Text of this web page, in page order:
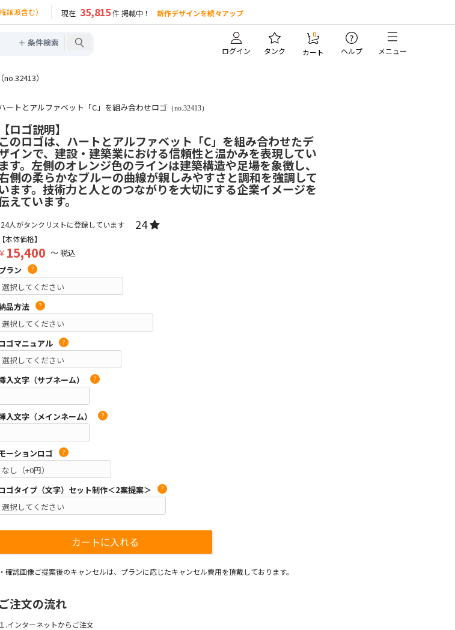
譲渡含む） 現在 35,815件 掲載中！ 新作デザインを続々アップ
＋ 条件検索
ログイン タンク
0
カート
?
ヘルプ メニュー
）
ートとアルファベット「C」を組み合わせロゴ （no.32413）
【ロゴ説明】
このロゴは、ハートとアルファベット「C」を組み合わせたデ
インで、建設・建築業における信頼性と温かみを表現してい
ます。左側のオレンジ色のラインは建築構造や足場を象徴し、
側の柔らかなブルーの曲線が親しみやすさと調和を強調して
ます。技術力と人とのつながりを大切にする企業イメージを
えています。
24人がタンクリストに登録しています 24
【本体価格】
￥ 15,400 ～ 税込
ラン
?
品方法 ?
ゴマニュアル ?
入文字（サブネーム） ?
入文字（メインネーム） ?
ーションロゴ ?
ゴタイプ（文字）セット制作＜2案提案＞ ?
・確認画像ご提案後のキャンセルは、プランに応じたキャンセル費用を頂戴しております。
ご注文の流れ
１.インターネットからご注文